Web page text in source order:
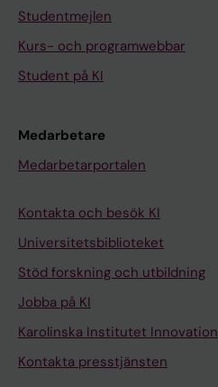
Studentmejlen
Kurs- och programwebbar
Student på KI
Medarbetare
Medarbetarportalen
Kontakta och besök KI
Universitetsbiblioteket
Stöd forskning och utbildning
Jobba på KI
Karolinska Institutet Innovation
Kontakta presstjänsten